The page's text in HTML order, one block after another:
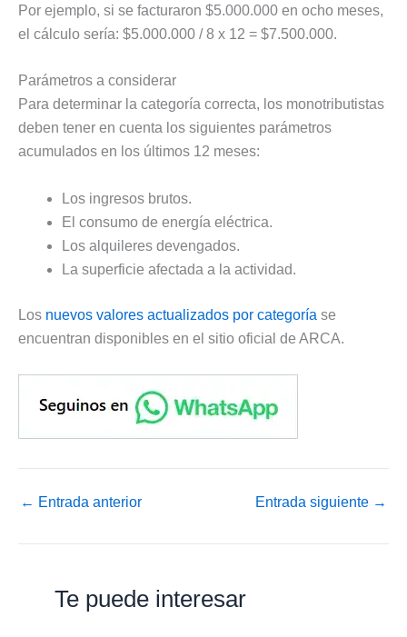
Por ejemplo, si se facturaron $5.000.000 en ocho meses,
el cálculo sería: $5.000.000 / 8 x 12 = $7.500.000.
Parámetros a considerar
Para determinar la categoría correcta, los monotributistas
deben tener en cuenta los siguientes parámetros
acumulados en los últimos 12 meses:
Los ingresos brutos.
El consumo de energía eléctrica.
Los alquileres devengados.
La superficie afectada a la actividad.
Los nuevos valores actualizados por categoría se
encuentran disponibles en el sitio oficial de ARCA.
← Entrada anterior Entrada siguiente →
Te puede interesar